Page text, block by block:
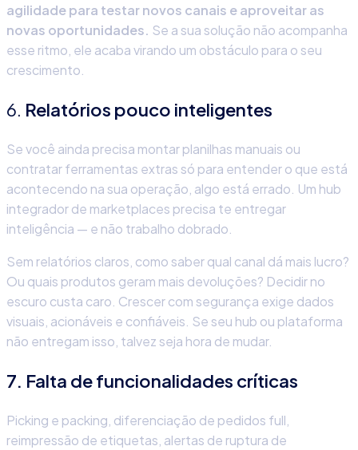
agilidade para testar novos canais e aproveitar as
novas oportunidades. Se a sua solução não acompanha
esse ritmo, ele acaba virando um obstáculo para o seu
crescimento.
6. Relatórios pouco inteligentes
Se você ainda precisa montar planilhas manuais ou
contratar ferramentas extras só para entender o que está
acontecendo na sua operação, algo está errado. Um hub
integrador de marketplaces precisa te entregar
inteligência — e não trabalho dobrado.
Sem relatórios claros, como saber qual canal dá mais lucro?
Ou quais produtos geram mais devoluções? Decidir no
escuro custa caro. Crescer com segurança exige dados
visuais, acionáveis e confiáveis. Se seu hub ou plataforma
não entregam isso, talvez seja hora de mudar.
7. Falta de funcionalidades críticas
Picking e packing, diferenciação de pedidos full,
reimpressão de etiquetas, alertas de ruptura de